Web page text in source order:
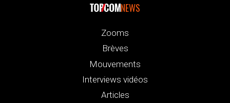
NEWS
Zooms
Brèves
Mouvements
Interviews vidéos
Articles